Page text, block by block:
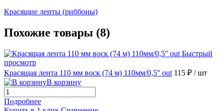
Красящие ленты (риббоны)
Похожие товары (8)
Быстрый
просмотр
Красящая лента 110 мм воск (74 м) 110мм/0,5'' out 115 ₽ / шт
В корзину
Подробнее